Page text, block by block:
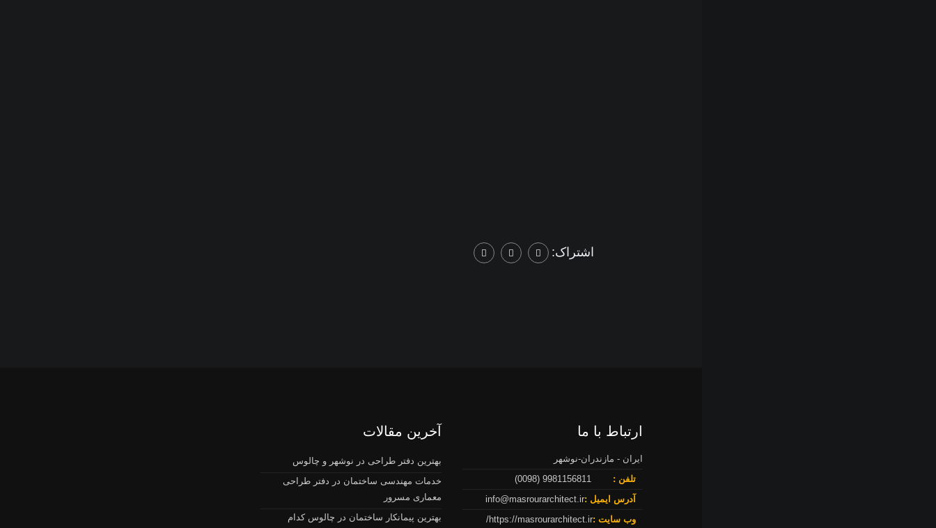
اشتراک:
آخرین مقالات
بهترین دفتر طراحی در نوشهر و چالوس
خدمات مهندسی ساختمان در دفتر طراحی
معماری مسرور
بهترین پیمانکار ساختمان در چالوس کدام
ارتباط با ما
ایران - مازندران-نوشهر
تلفن :
آدرس ایمیل :info@masrourarchitect.ir
وب سایت :https://masrourarchitect.ir/